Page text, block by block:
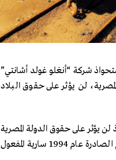
شركة “أنغلو غولد أشانتي”
لن يؤثر على حقوق البلاد
لن يؤثر على حقوق الدولة المصرية
أو عائداتها من منجم السكري.. وتظل أحكام اتفاقية الالتزام الصادرة عام 1994 سارية المفعول